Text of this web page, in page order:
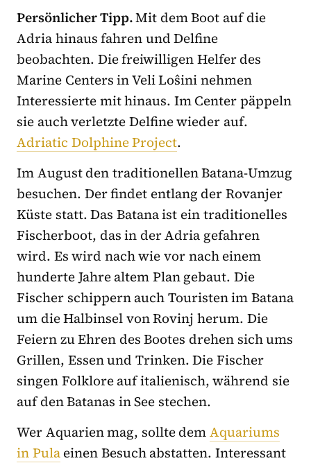
Persönlicher Tipp.Mit dem Boot auf die
Adria hinaus fahren und Delfine
beobachten. Die freiwilligen Helfer des
Marine Centers in Veli Loŝini nehmen
Interessierte mit hinaus. Im Center päppeln
sie auch verletzte Delfine wieder auf.
Adriatic Dolphine Project.
Im August den traditionellen Batana-Umzug
besuchen. Der findet entlang der Rovanjer
Küste statt. Das Batana ist ein traditionelles
Fischerboot, das in der Adria gefahren
wird. Es wird nach wie vor nach einem
hunderte Jahre altem Plan gebaut. Die
Fischer schippern auch Touristen im Batana
um die Halbinsel von Rovinj herum. Die
Feiern zu Ehren des Bootes drehen sich ums
Grillen, Essen und Trinken. Die Fischer
singen Folklore auf italienisch, während sie
auf den Batanas in See stechen.
Wer Aquarien mag, sollte demAquariums
in Pulaeinen Besuch abstatten. Interessant